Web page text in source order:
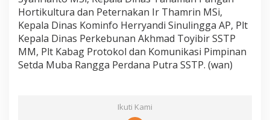
Hortikultura dan Peternakan Ir Thamrin MSi,
Kepala Dinas Kominfo Herryandi Sinulingga AP, Plt
Kepala Dinas Perkebunan Akhmad Toyibir SSTP
MM, Plt Kabag Protokol dan Komunikasi Pimpinan
Setda Muba Rangga Perdana Putra SSTP. (wan)
Ikuti Kami